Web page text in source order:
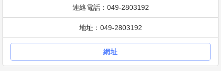
連絡電話：049-2803192
地址：049-2803192
網址